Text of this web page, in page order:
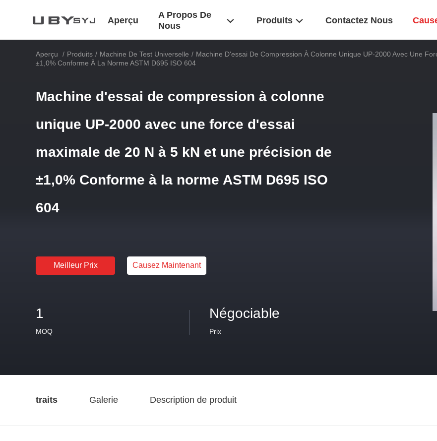
Aperçu
A Propos De
Nous
Produits Contactez Nous
Aperçu / Produits / Machine De Test Universelle / Machine D'essai De Compression À Colonne Unique UP-2000 Avec Une
±1,0% Conforme À La Norme ASTM D695 ISO 604
Machine d'essai de compression à colonne
unique UP-2000 avec une force d'essai
maximale de 20 N à 5 kN et une précision de
±1,0% Conforme à la norme ASTM D695 ISO
604
Meilleur Prix Causez Maintenant
1
MOQ
Négociable
Prix
traits Galerie Description de produit